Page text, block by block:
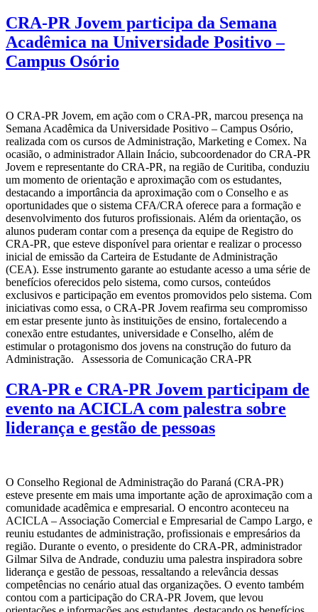
CRA-PR Jovem participa da Semana
Acadêmica na Universidade Positivo –
Campus Osório
O CRA-PR Jovem, em ação com o CRA-PR, marcou presença na
Semana Acadêmica da Universidade Positivo – Campus Osório,
realizada com os cursos de Administração, Marketing e Comex. Na
ocasião, o administrador Allain Inácio, subcoordenador do CRA-PR
Jovem e representante do CRA-PR, na região de Curitiba, conduziu
um momento de orientação e aproximação com os estudantes,
destacando a importância da aproximação com o Conselho e as
oportunidades que o sistema CFA/CRA oferece para a formação e
desenvolvimento dos futuros profissionais. Além da orientação, os
alunos puderam contar com a presença da equipe de Registro do
CRA-PR, que esteve disponível para orientar e realizar o processo
inicial de emissão da Carteira de Estudante de Administração
(CEA). Esse instrumento garante ao estudante acesso a uma série de
benefícios oferecidos pelo sistema, como cursos, conteúdos
exclusivos e participação em eventos promovidos pelo sistema. Com
iniciativas como essa, o CRA-PR Jovem reafirma seu compromisso
em estar presente junto às instituições de ensino, fortalecendo a
conexão entre estudantes, universidade e Conselho, além de
estimular o protagonismo dos jovens na construção do futuro da
Administração. Assessoria de Comunicação CRA-PR
CRA-PR e CRA-PR Jovem participam de
evento na ACICLA com palestra sobre
liderança e gestão de pessoas
O Conselho Regional de Administração do Paraná (CRA-PR)
esteve presente em mais uma importante ação de aproximação com a
comunidade acadêmica e empresarial. O encontro aconteceu na
ACICLA – Associação Comercial e Empresarial de Campo Largo, e
reuniu estudantes de administração, profissionais e empresários da
região. Durante o evento, o presidente do CRA-PR, administrador
Gilmar Silva de Andrade, conduziu uma palestra inspiradora sobre
liderança e gestão de pessoas, ressaltando a relevância dessas
competências no cenário atual das organizações. O evento também
contou com a participação do CRA-PR Jovem, que levou